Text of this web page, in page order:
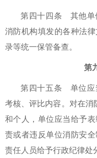
第四十四条 其他单
消防机构填发的各种法
录等统一保管备查。
第
第四十五条 单位应
考核、评比内容。对在消
和个人，单位应当给予
责或者违反单位消防安
责任人员给予行政纪律处